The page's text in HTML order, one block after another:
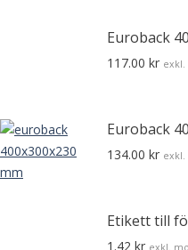
Euroback
117.00 kr exkl.
Euroback
134.00 kr exkl.
Etikett till
1.42 kr exkl.